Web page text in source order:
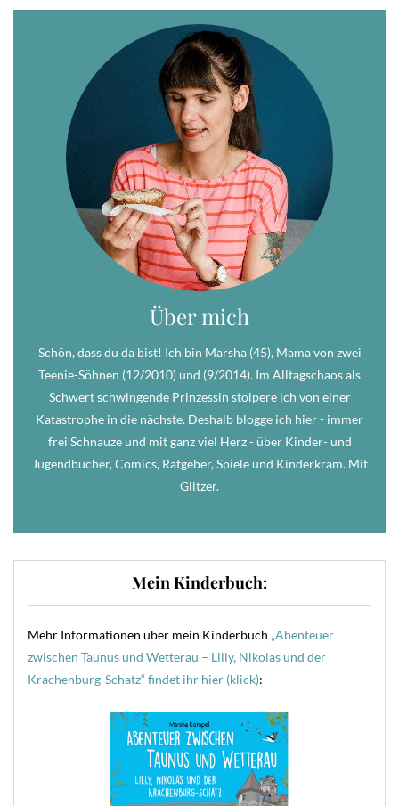
Über mich
Schön, dass du da bist! Ich bin Marsha (45), Mama von zwei
Teenie-Söhnen (12/2010) und (9/2014). Im Alltagschaos als
Schwert schwingende Prinzessin stolpere ich von einer
Katastrophe in die nächste. Deshalb blogge ich hier - immer
frei Schnauze und mit ganz viel Herz - über Kinder- und
Jugendbücher, Comics, Ratgeber, Spiele und Kinderkram. Mit
Glitzer.
Mein Kinderbuch:
Mehr Informationen über mein Kinderbuch „Abenteuer
zwischen Taunus und Wetterau – Lilly, Nikolas und der
Krachenburg-Schatz“ findet ihr hier (klick):